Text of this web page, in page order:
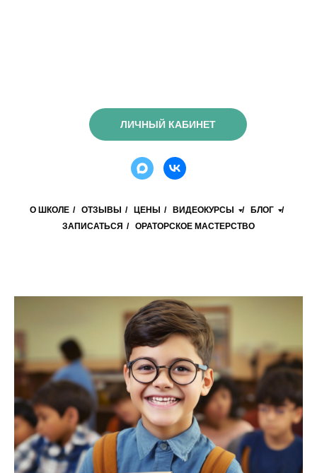
О ШКОЛЕ / ОТЗЫВЫ / ЦЕНЫ / ВИДЕОКУРСЫ / БЛОГ
/
ЗАПИСАТЬСЯ / ОРАТОРСКОЕ МАСТЕРСТВО